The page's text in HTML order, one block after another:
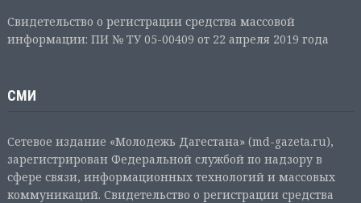
Свидетельство о регистрации средства массовой
информации: ПИ № ТУ 05-00409 от 22 апреля 2019 года
СМИ
Сетевое издание «Молодежь Дагестана» (md-gazeta.ru),
зарегистрирован Федеральной службой по надзору в
сфере связи, информационных технологий и массовых
коммуникаций. Свидетельство о регистрации средства